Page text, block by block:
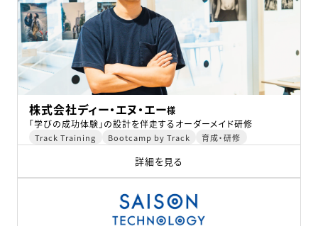
株式会社ディー・エヌ・エー様
「学びの成功体験」の設計を伴走するオーダーメイド研修
Track Training Bootcamp by Track 育成・研修
詳細を見る